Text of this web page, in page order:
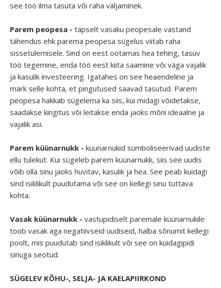
see töö ilma tasuta või raha väljaminek.
Parem peopesa - täpselt vasaku peopesale vastand
tähendus ehk parema peopesa sügelus viitab raha
sissetulemisele. Sind on eest ootamas hea tehing, tasuv
töö tegemine, enda töö eest kiita saamine või väga vajalik
ja kasulik investeering. Igatahes on see heaendeline ja
märk selle kohta, et pingutused saavad tasutud. Parem
peopesa hakkab sügelema ka siis, kui midagi võidetakse,
saadakse kingitus või leitakse enda jaoks mõni ideaalne ja
vajalik asi.
Parem küünarnukk - küünarnukid sümboliseerivad uudiste
ellu tulekut. Kui sügeleb parem küünarnukk, siis see uudis
võib olla sinu jaoks huvitav, kasulik ja hea. See peab kuidagi
sind isiklikult puudutama või see on kellegi sinu tuttava
kohta.
Vasak küünarnukk - vastupidiselt paremale küünarnukile
toob vasak aga negatiivseid uudiseid, halba sõnumit kellegi
poolt, mis puudutab sind isiklikult või see on kuidagipidi
sinuga seotud.
SÜGELEV KÕHU-, SELJA- JA KAELAPIIRKOND